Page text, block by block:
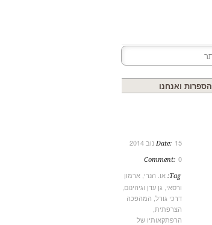
הספרות ואנחנו
Date: 15 נוב 2014
Comment: 0
Tag: או. הנרי ארמון
ורסאי גן עדן וגיהינום
דרכי גורל המהפכה
הצרפתית
הרפתקאותיו של